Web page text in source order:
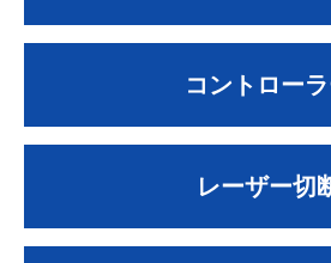
コントロー
レーザー切